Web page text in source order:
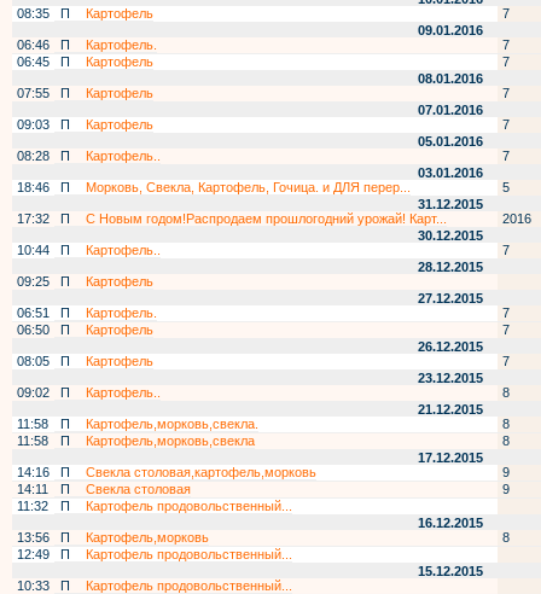
08:35
П Картофель
7
09.01.2016
06:46
П Картофель.
7
06:45
П Картофель
7
08.01.2016
07:55
П Картофель
7
07.01.2016
09:03
П Картофель
7
05.01.2016
08:28
П Картофель..
7
03.01.2016
18:46
П Морковь, Свекла, Картофель, Гочица. и ДЛЯ перер...
5
31.12.2015
17:32
П С Новым годом!Распродаем прошлогодний урожай! Карт...
2016
30.12.2015
10:44
П Картофель..
7
28.12.2015
09:25
П
Картофель
27.12.2015
06:51
П Картофель.
7
06:50
П Картофель
7
26.12.2015
08:05
П Картофель
7
23.12.2015
09:02
П Картофель..
8
21.12.2015
11:58
П Картофель,морковь,свекла.
8
11:58
П Картофель,морковь,свекла
8
17.12.2015
14:16
П Свекла столовая,картофель,морковь
9
14:11
П Свекла столовая
9
11:32
П
Картофель продовольственный...
16.12.2015
13:56
П Картофель,морковь
8
12:49
П
Картофель продовольственный...
15.12.2015
10:33
П
Картофель продовольственный...